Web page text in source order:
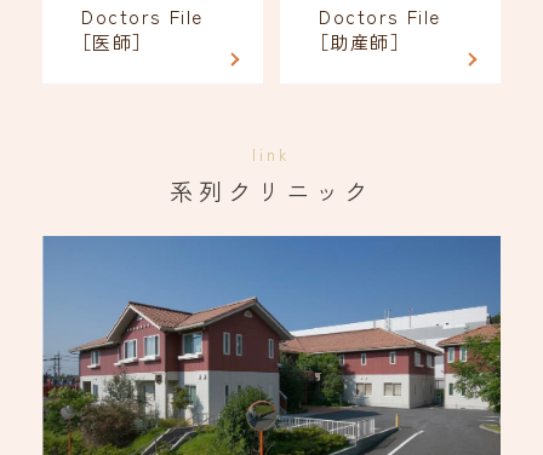
Doctors File
［医師］
Doctors File
［助産師］
link
系列クリニック